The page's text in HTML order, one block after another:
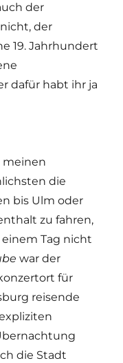
der
der
19. Jahrhundert
dafür habt ihr ja
meinen
die
bis Ulm oder
zu fahren,
Tag nicht
war der
für
reisende
die Stadt